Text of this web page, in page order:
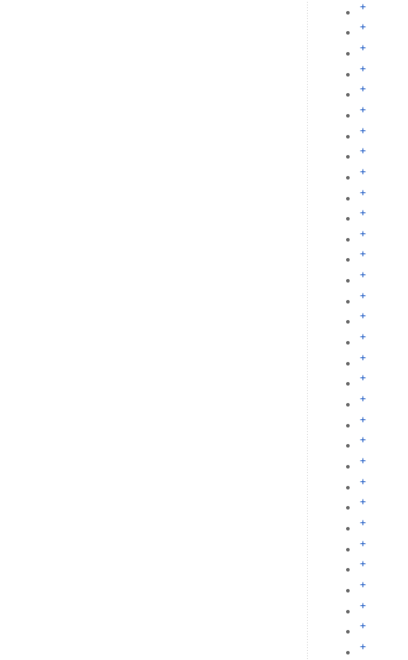
+
+
+
+
+
+
+
+
+
+
+
+
+
+
+
+
+
+
+
+
+
+
+
+
+
+
+
+
+
+
+
+